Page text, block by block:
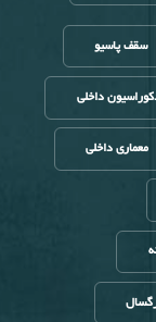
سقف پاسیو
داخلی
معماری داخلی